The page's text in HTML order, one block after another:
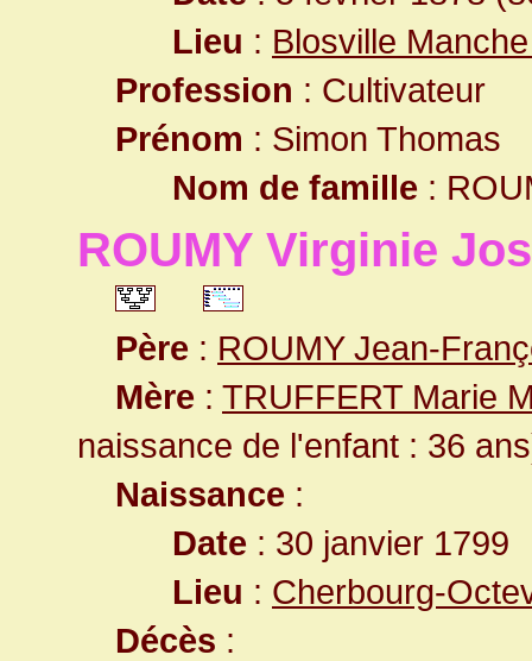
Lieu : Blosville
Profession : Cultivateur
Prénom : Simon Thomas
Nom de famille :
ROUMY Virginie
Père : ROUMY Jean-
Mère : TRUFFERT Marie
naissance de l'enfant : 36
Naissance :
Date : 30 janvier 1799
Lieu : Cherbourg-
Décès :